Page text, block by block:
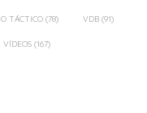
TÁCTICO (78) VDB (91)
VÍDEOS (167)